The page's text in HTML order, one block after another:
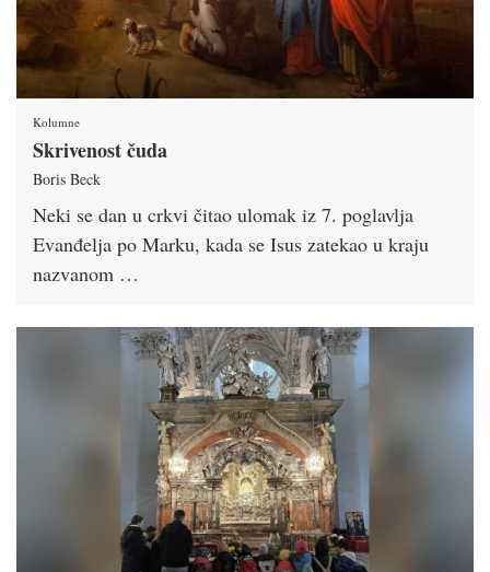
Kolumne
Skrivenost čuda
Boris Beck
Neki se dan u crkvi čitao ulomak iz 7. poglavlja
Evanđelja po Marku, kada se Isus zatekao u kraju
nazvanom …